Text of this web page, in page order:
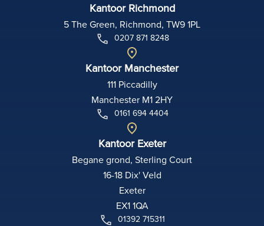
Kantoor Richmond
5 The Green, Richmond, TW9 1PL
0207 871 8248
Kantoor Manchester
111 Piccadilly
Manchester M1 2HY
0161 694 4404
Kantoor Exeter
Begane grond, Sterling Court
16-18 Dix' Veld
Exeter
EX1 1QA
01392 715311